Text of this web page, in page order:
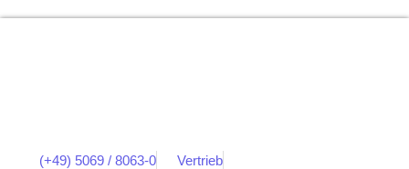
(+49) 5069 / 8063-0
Vertrieb